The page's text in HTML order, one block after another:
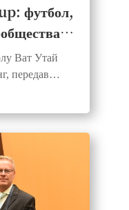
футбол,
Ват Утай
передав
материалы в